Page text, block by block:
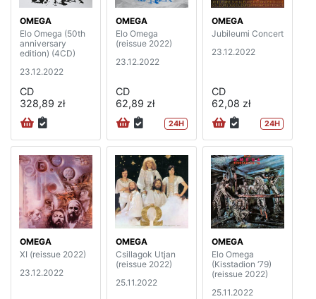
OMEGA
Elo Omega (50th
anniversary
edition) (4CD)
23.12.2022
CD
328,89 zł
OMEGA
Elo Omega
(reissue 2022)
23.12.2022
CD
62,89 zł
24H
OMEGA
Jubileumi Concert
23.12.2022
CD
62,08 zł
24H
OMEGA
XI (reissue 2022)
23.12.2022
OMEGA
Csillagok Utjan
(reissue 2022)
25.11.2022
OMEGA
Elo Omega
(Kisstadion ‘79)
(reissue 2022)
25.11.2022